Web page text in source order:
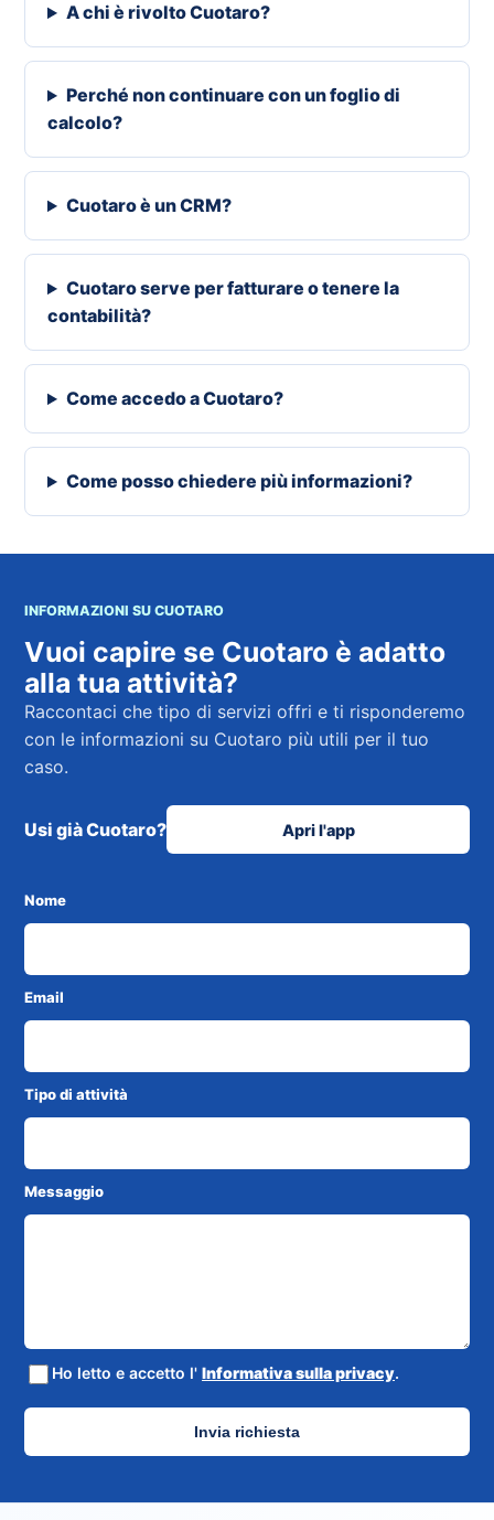
A chi è rivolto Cuotaro?
Perché non continuare con un foglio di
calcolo?
Cuotaro è un CRM?
Cuotaro serve per fatturare o tenere la
contabilità?
Come accedo a Cuotaro?
Come posso chiedere più informazioni?
INFORMAZIONI SU CUOTARO
Vuoi capire se Cuotaro è adatto
alla tua attività?
Raccontaci che tipo di servizi offri e ti risponderemo
con le informazioni su Cuotaro più utili per il tuo
caso.
Usi già Cuotaro? Apri l'app
Nome
Email
Tipo di attività
Messaggio
Ho letto e accetto l' Informativa sulla privacy.
Invia richiesta